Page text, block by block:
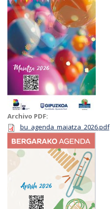
Archivo PDF:
bu_agenda_maiatza_2026.pdf